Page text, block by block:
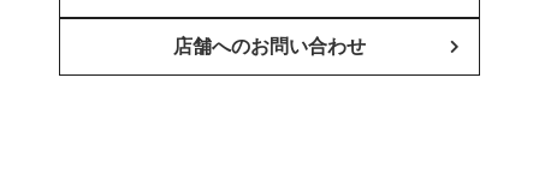
店舗へのお問い合わせ